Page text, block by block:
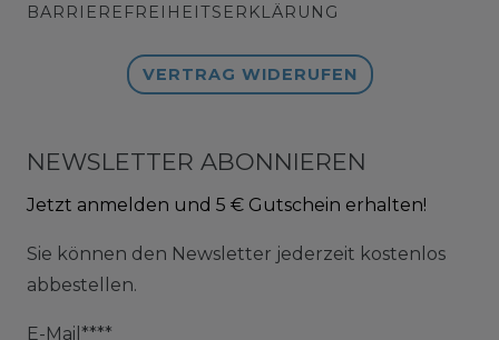
BARRIEREFREIHEITSERKLÄRUNG
VERTRAG WIDERUFEN
NEWSLETTER ABONNIEREN
Jetzt anmelden und 5 € Gutschein erhalten!
Sie können den Newsletter jederzeit kostenlos
abbestellen.
E-Mail****